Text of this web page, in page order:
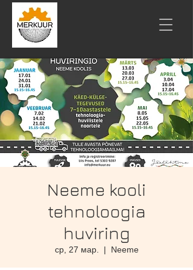
Neeme kooli
tehnoloogia
huviring
ср, 27 мар.
  |
Neeme